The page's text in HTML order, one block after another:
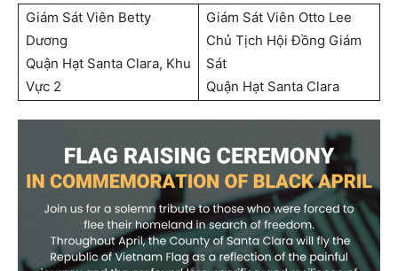
Giám Sát Viên Betty
Dương
Quận Hạt Santa Clara, Khu
Vực 2
Giám Sát Viên Otto Lee
Chủ Tịch Hội Đồng Giám
Sát
Quận Hạt Santa Clara